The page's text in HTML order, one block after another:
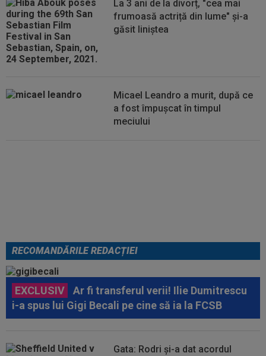
07:10 VIDEO EXCLUSIV
Prima dată! Gigi Becali a
spus de ce a intrat FCSB în criză. ”Nu mai merg...
La 3 ani de la divorț, "cea mai
frumoasă actriță din lume" și-a
găsit liniștea
Micael Leandro a murit, după ce
a fost împușcat în timpul
meciului
RECOMANDĂRILE REDACȚIEI
EXCLUSIV
Ar fi transferul verii! Ilie Dumitrescu
i-a spus lui Gigi Becali pe cine să ia la FCSB
Gata: Rodri și-a dat acordul